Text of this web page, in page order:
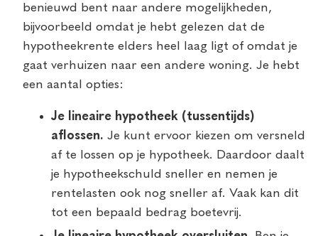
benieuwd bent naar andere mogelijkheden,
bijvoorbeeld omdat je hebt gelezen dat de
hypotheekrente elders heel laag ligt of omdat je
gaat verhuizen naar een andere woning. Je hebt
een aantal opties:
Je lineaire hypotheek (tussentijds)
aflossen. Je kunt ervoor kiezen om versneld
af te lossen op je hypotheek. Daardoor daalt
je hypotheekschuld sneller en nemen je
rentelasten ook nog sneller af. Vaak kan dit
tot een bepaald bedrag boetevrij.